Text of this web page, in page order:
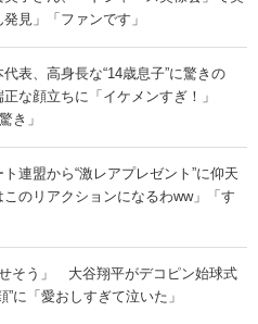
見」「ファンです」
表、高身長な“14歳息子”に驚きの
な顔立ちに「イケメンすぎ！」
き」
連盟から“激レアプレゼント”に仰天
このリアクションになるわww」「す
せそう」 大谷翔平がデコピン始球式
”に「愛おしすぎて泣いた」